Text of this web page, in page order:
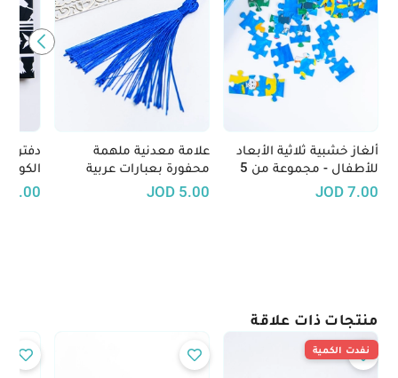
ألغاز خشبية ثلاثية الأبعاد
للأطفال - مجموعة من 5
ألعاب تعليمية مُحفزة
7.00
JOD
علامة معدنية ملهمة
محفورة بعبارات عربية
5.00
JOD
دفتر
5.00
منتجات ذات علاقة
نفدت الكمية